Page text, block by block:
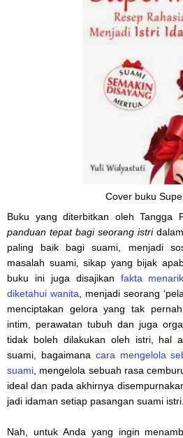
Cover buku
Buku yang diterbitkan oleh Tangga
panduan tepat bagi seorang istridalam
paling baik bagi suami, menjadi
masalah suami, sikap yang bijak
buku ini juga disajikan fakta
diketahui wanita , menjadi seorang
menciptakan gelora yang tak
intim, perawatan tubuh dan juga
tidak boleh dilakukan oleh istri, hal
suami, bagaimana cara mengelola
suami , mengelola sebuah rasa
ideal dan pada akhirnya
jadi idaman setiap pasangan suami istri.
Nah, untuk Anda yang ingin